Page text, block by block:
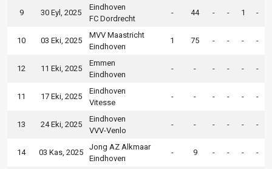
9 30 Eyl, 2025
Eindhoven
FC Dordrecht
- 44 - - 1 -
10 03 Eki, 2025
MVV Maastricht
Eindhoven
1 75 - - - -
12 11 Eki, 2025
Emmen
Eindhoven
- - - - - -
11 17 Eki, 2025
Eindhoven
Vitesse
- - - - - -
13 24 Eki, 2025
Eindhoven
VVV-Venlo
- - - - - -
14 03 Kas, 2025
Jong AZ Alkmaar
Eindhoven
- 9 - - - -